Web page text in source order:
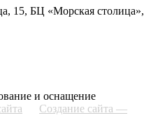
15, БЦ «Морская столица»,
и оснащение
Создание сайта —